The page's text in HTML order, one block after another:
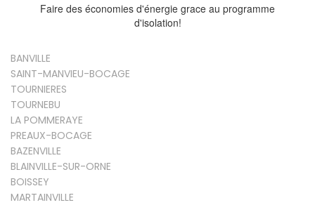
Faire des économies d'énergie grace au programme
d'isolation!
BANVILLE
SAINT-MANVIEU-BOCAGE
TOURNIERES
TOURNEBU
LA POMMERAYE
PREAUX-BOCAGE
BAZENVILLE
BLAINVILLE-SUR-ORNE
BOISSEY
MARTAINVILLE